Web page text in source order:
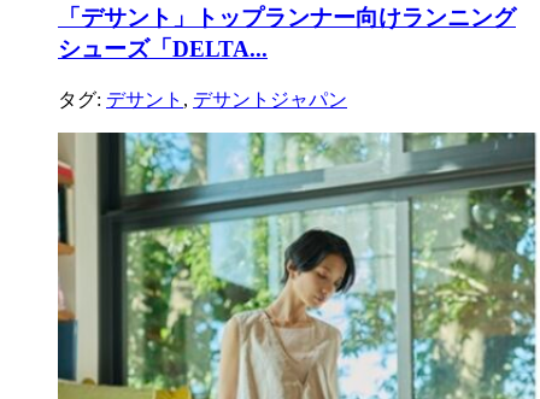
「デサント」トップランナー向けランニング
シューズ「DELTA...
タグ: デサント , デサントジャパン